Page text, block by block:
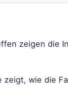
zeigen die
zeigt, wie die